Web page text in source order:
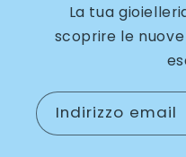
La tua
scoprire le
Indirizzo email